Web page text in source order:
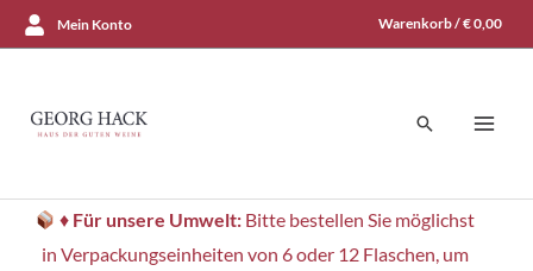
Zum
Inhalt
Mein Konto Warenkorb /€0,00
Suchen
♦ Für unsere Umwelt: Bitte bestellen Sie möglichst
in Verpackungseinheiten von 6 oder 12 Flaschen, um